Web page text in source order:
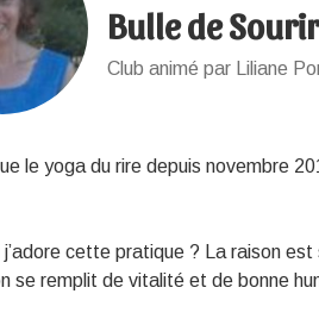
Bulle de
Club animé par Liliane
le yoga du rire depuis novembre
j’adore cette pratique ? La raison
se remplit de vitalité et de bonne